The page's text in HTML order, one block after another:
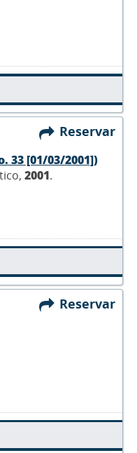
Reservar
33 [01/03/2001])
2001.
Reservar